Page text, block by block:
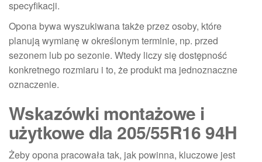
specyfikacji.
Opona bywa wyszukiwana także przez osoby, które
planują wymianę w określonym terminie, np. przed
sezonem lub po sezonie. Wtedy liczy się dostępność
konkretnego rozmiaru i to, że produkt ma jednoznaczne
oznaczenie.
Wskazówki montażowe i
użytkowe dla 205/55R16 94H
Żeby opona pracowała tak, jak powinna, kluczowe jest